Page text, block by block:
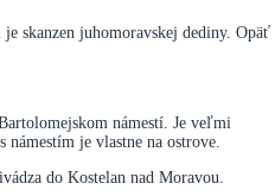
skanzen juhomoravskej dediny. Opäť
námestí. Je veľmi
je vlastne na ostrove.
do Kostelan nad Moravou.